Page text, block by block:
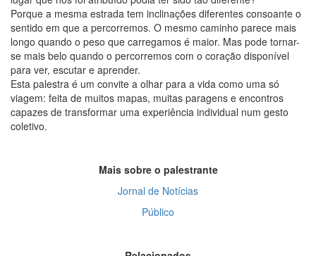
Porque a mesma estrada tem inclinações diferentes consoante o
sentido em que a percorremos. O mesmo caminho parece mais
longo quando o peso que carregamos é maior. Mas pode tornar-
se mais belo quando o percorremos com o coração disponível
para ver, escutar e aprender.
Esta palestra é um convite a olhar para a vida como uma só
viagem: feita de muitos mapas, muitas paragens e encontros
capazes de transformar uma experiência individual num gesto
coletivo.
Mais sobre o palestrante
Jornal de Notícias
Público